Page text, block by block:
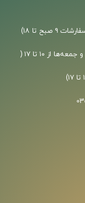
ارسال سفارشات یزد بجز روزهای تعطیل از ۱۰ تا ۲۰ و جمعه‌ها از ۱۰ تا ۱۷ (